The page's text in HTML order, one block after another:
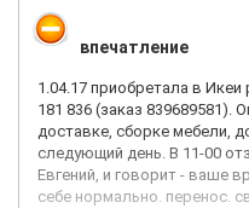
впечатление
1.04.17 приобретала в
181 836 (заказ 839689581).
доставке, сборке мебели,
следующий день. В 11-00
Евгений, и говорит - ваше
себе нормально. перенос.